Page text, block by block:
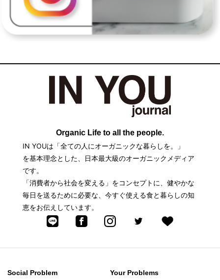
Organic Life to all the people.
IN YOUは「全ての人にオーガニックな暮らしを。」
を基本理念とした、日本最大級のオーガニックメディア
です。
「消費者から社会を変える」をコンセプトに、健やかな
毎日を送るために必要な、今すぐ使える食と暮らしの知
恵をお伝えしています。
Social Problem Your Problems